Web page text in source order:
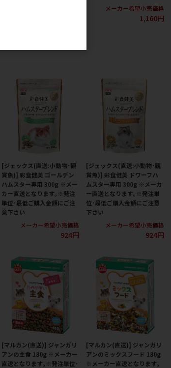
メーカー希望小売価格
1,160円
[ジェックス(直送:小動物･観
賞魚)] 彩食健美 ゴールデン
ハムスター専用 300g ※メー
カー直送となります｡※発注
単位･最低ご購入金額にご注
意下さい
メーカー希望小売価格
924円
[ジェックス(直送:小動物･観
賞魚)] 彩食健美 ドワーフハ
ムスター専用 300g ※メーカ
ー直送となります｡※発注単
位･最低ご購入金額にご注意
下さい
メーカー希望小売価格
924円
[マルカン(直送)] ジャンガリ
アンの主食 180g ※メーカー
直送となります｡※発注単位･
[マルカン(直送)] ジャンガリ
アンのミックスフード 180g
※メーカー直送となります｡